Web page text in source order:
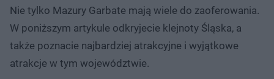
Nie tylko Mazury Garbate mają wiele do zaoferowania.
W poniższym artykule odkryjecie klejnoty Śląska, a
także poznacie najbardziej atrakcyjne i wyjątkowe
atrakcje w tym województwie.